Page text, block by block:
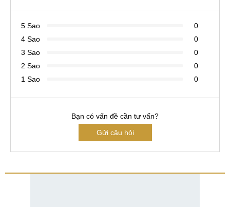
5 Sao
0
4 Sao
0
3 Sao
0
2 Sao
0
1 Sao
0
Bạn có vấn đề cần tư vấn?
Gửi câu hỏi